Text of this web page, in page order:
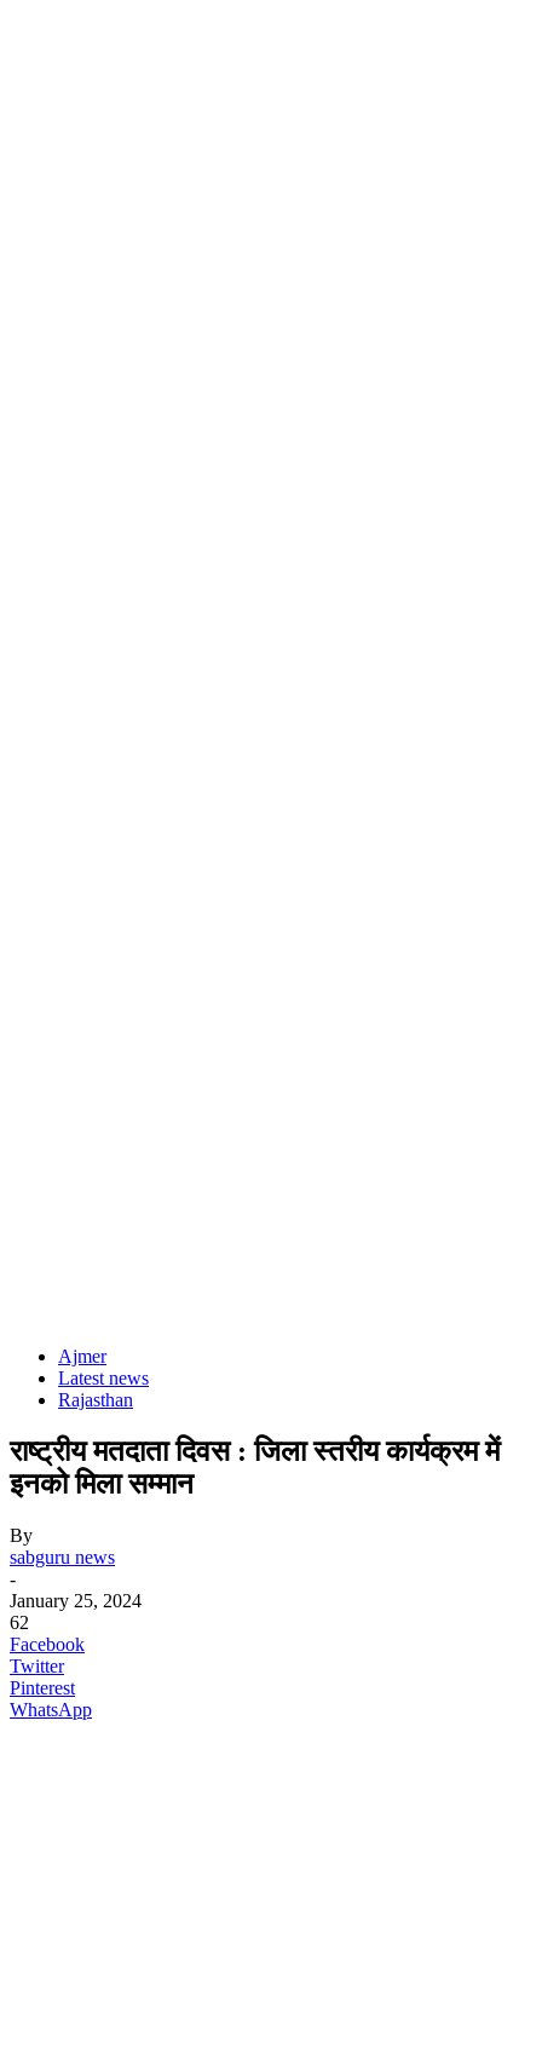
Ajmer
Latest news
Rajasthan
राष्ट्रीय मतदाता दिवस : जिला स्तरीय कार्यक्रम में
इनको मिला सम्मान
By
sabguru news
-
January 25, 2024
62
Facebook
Twitter
Pinterest
WhatsApp